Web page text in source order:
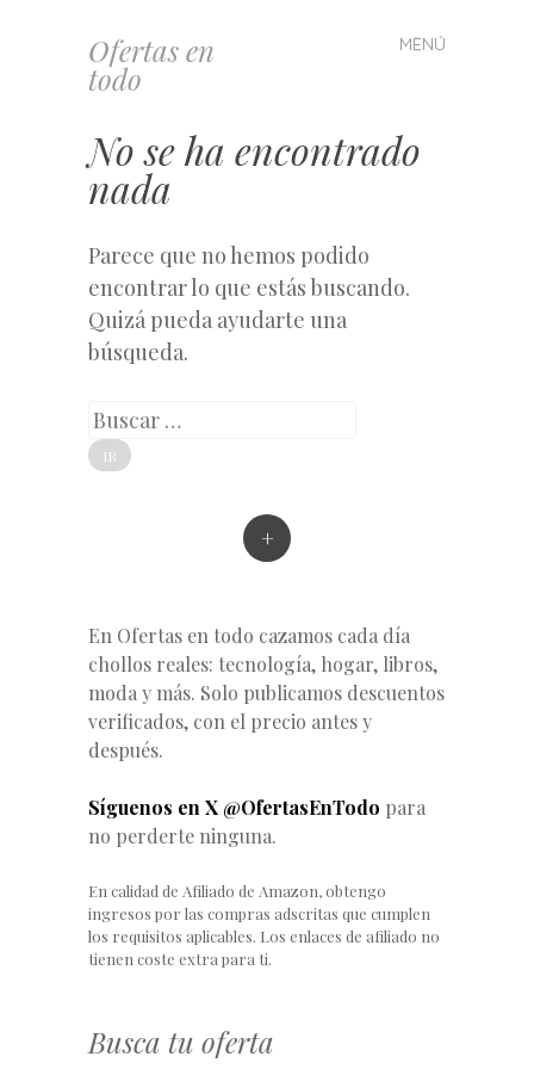
Ofertas en
todo
MENÚ
Saltar
al
No se ha encontrado
nada
Parece que no hemos podido
encontrar lo que estás buscando.
Quizá pueda ayudarte una
búsqueda.
Buscar
+
En Ofertas en todo cazamos cada día
chollos reales: tecnología, hogar, libros,
moda y más. Solo publicamos descuentos
verificados, con el precio antes y
después.
Síguenos en X @OfertasEnTodo para
no perderte ninguna.
En calidad de Afiliado de Amazon, obtengo
ingresos por las compras adscritas que cumplen
los requisitos aplicables. Los enlaces de afiliado no
tienen coste extra para ti.
Busca tu oferta